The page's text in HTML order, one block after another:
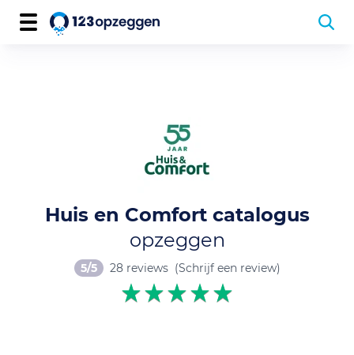
Huis en Comfort catalogus
opzeggen
5/5 28 reviews (Schrijf een review)